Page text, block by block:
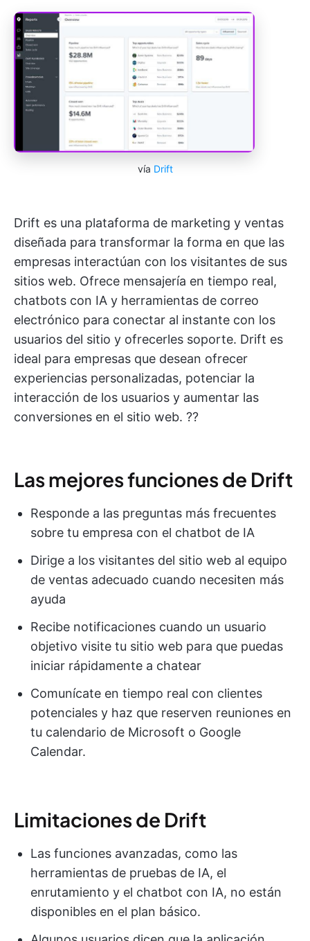
vía Drift
Drift es una plataforma de marketing y ventas
diseñada para transformar la forma en que las
empresas interactúan con los visitantes de sus
sitios web. Ofrece mensajería en tiempo real,
chatbots con IA y herramientas de correo
electrónico para conectar al instante con los
usuarios del sitio y ofrecerles soporte. Drift es
ideal para empresas que desean ofrecer
experiencias personalizadas, potenciar la
interacción de los usuarios y aumentar las
conversiones en el sitio web. ?‍?
Las mejores funciones de Drift
Responde a las preguntas más frecuentes
sobre tu empresa con el chatbot de IA
Dirige a los visitantes del sitio web al equipo
de ventas adecuado cuando necesiten más
ayuda
Recibe notificaciones cuando un usuario
objetivo visite tu sitio web para que puedas
iniciar rápidamente a chatear
Comunícate en tiempo real con clientes
potenciales y haz que reserven reuniones en
tu calendario de Microsoft o Google
Calendar.
Limitaciones de Drift
Las funciones avanzadas, como las
herramientas de pruebas de IA, el
enrutamiento y el chatbot con IA, no están
disponibles en el plan básico.